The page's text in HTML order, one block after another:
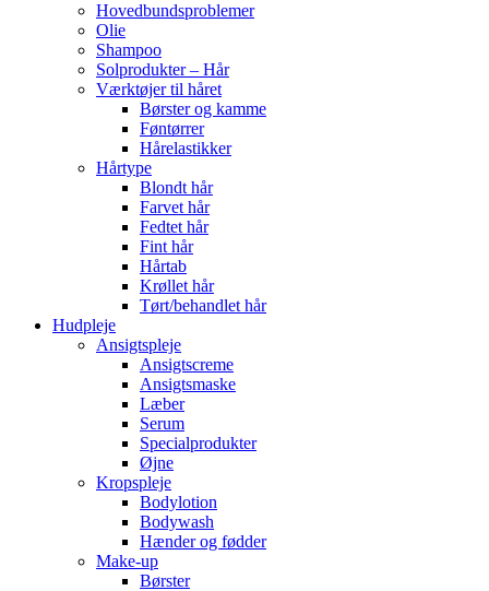
Hovedbundsproblemer
Olie
Shampoo
Solprodukter – Hår
Værktøjer til håret
Børster og kamme
Føntørrer
Hårelastikker
Hårtype
Blondt hår
Farvet hår
Fedtet hår
Fint hår
Hårtab
Krøllet hår
Tørt/behandlet hår
Hudpleje
Ansigtspleje
Ansigtscreme
Ansigtsmaske
Læber
Serum
Specialprodukter
Øjne
Kropspleje
Bodylotion
Bodywash
Hænder og fødder
Make-up
Børster